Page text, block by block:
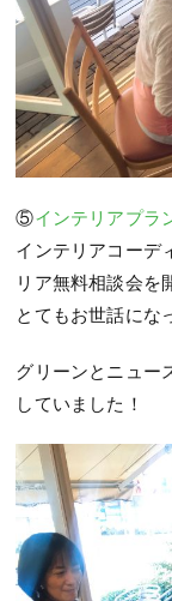
⑤インテリアプラ
インテリアコーデ
リア無料相談会を
とてもお世話にな
グリーンとニュー
していました！